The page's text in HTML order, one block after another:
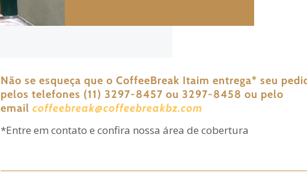
Não se esqueça que o CoffeeBreak Itaim entrega* seu
pelos telefones (11) 3297-8457 ou 3297-8458 ou pelo
email coffeebreak@coffeebreakbz.com
*Entre em contato e confira nossa área de cobertura